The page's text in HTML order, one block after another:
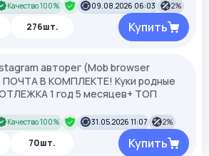
Качество 100% 09.08.2026 06:03 2%
276шт. Купить
авторег (Mob browser
ПОЧТА В КОМПЛЕКТЕ! Куки родные
1 год 5 месяцев+ ТОП
Качество 100% 31.05.2026 11:07 2%
70шт. Купить